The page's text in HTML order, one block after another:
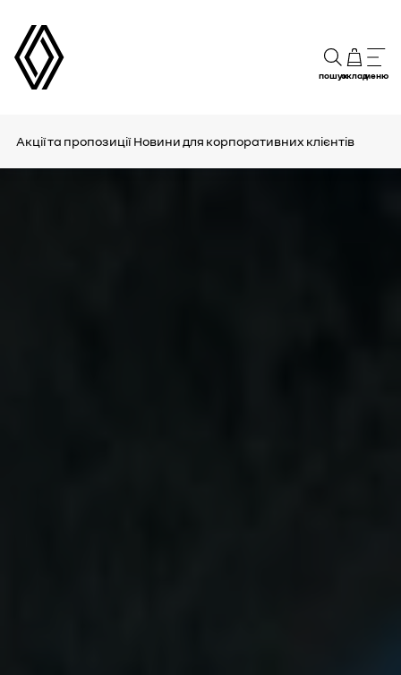
пошукскладменю
Акції та пропозиції Новини для корпоративних клієнтів